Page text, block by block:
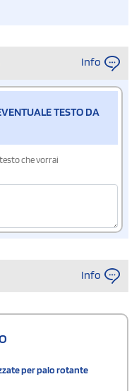
Info
TESTO DA
che vorrai
Info
per palo rotante